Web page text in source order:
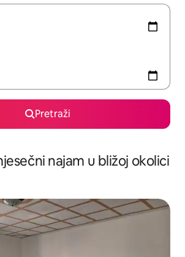
Pretraži
najam u bližoj okolici